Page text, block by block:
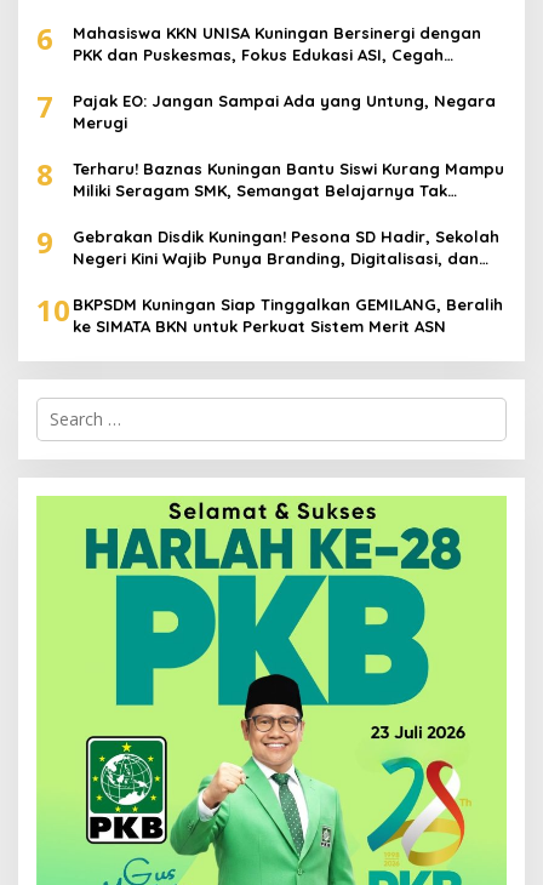
6
Mahasiswa KKN UNISA Kuningan Bersinergi dengan
PKK dan Puskesmas, Fokus Edukasi ASI, Cegah
7
Pajak EO: Jangan Sampai Ada yang Untung, Negara
Merugi
8
Terharu! Baznas Kuningan Bantu Siswi Kurang Mampu
Miliki Seragam SMK, Semangat Belajarnya Tak
9
Gebrakan Disdik Kuningan! Pesona SD Hadir, Sekolah
Negeri Kini Wajib Punya Branding, Digitalisasi, dan
10 BKPSDM Kuningan Siap Tinggalkan GEMILANG, Beralih
ke SIMATA BKN untuk Perkuat Sistem Merit ASN
Search
for: